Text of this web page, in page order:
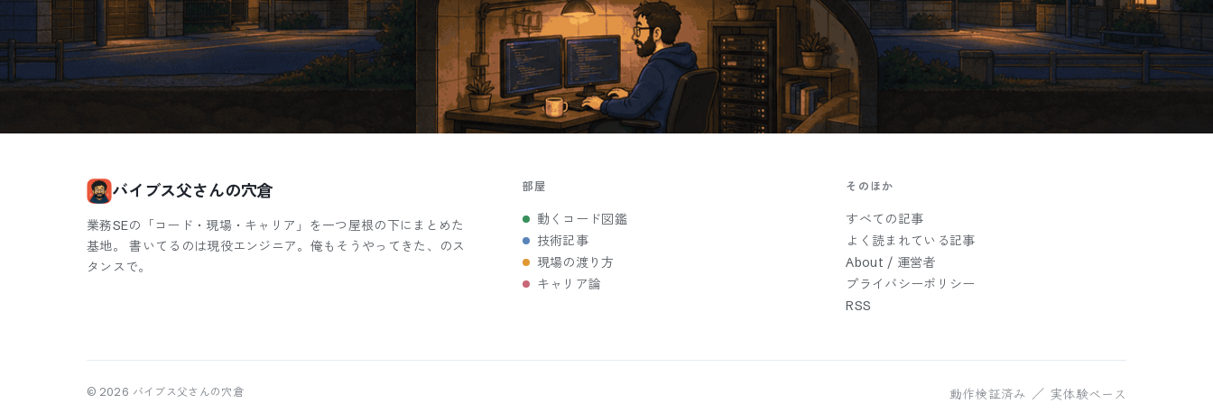
バイブス父さんの穴倉
業務SEの「コード・現場・キャリア」を一つ屋根の下にまとめた
基地。 書いてるのは現役エンジニア。俺もそうやってきた、のス
タンスで。
部屋
動くコード図鑑
技術記事
現場の渡り方
キャリア論
そのほか
すべての記事
よく読まれている記事
About / 運営者
プライバシーポリシー
RSS
© 2026 バイブス父さんの穴倉 動作検証済み ／ 実体験ベース